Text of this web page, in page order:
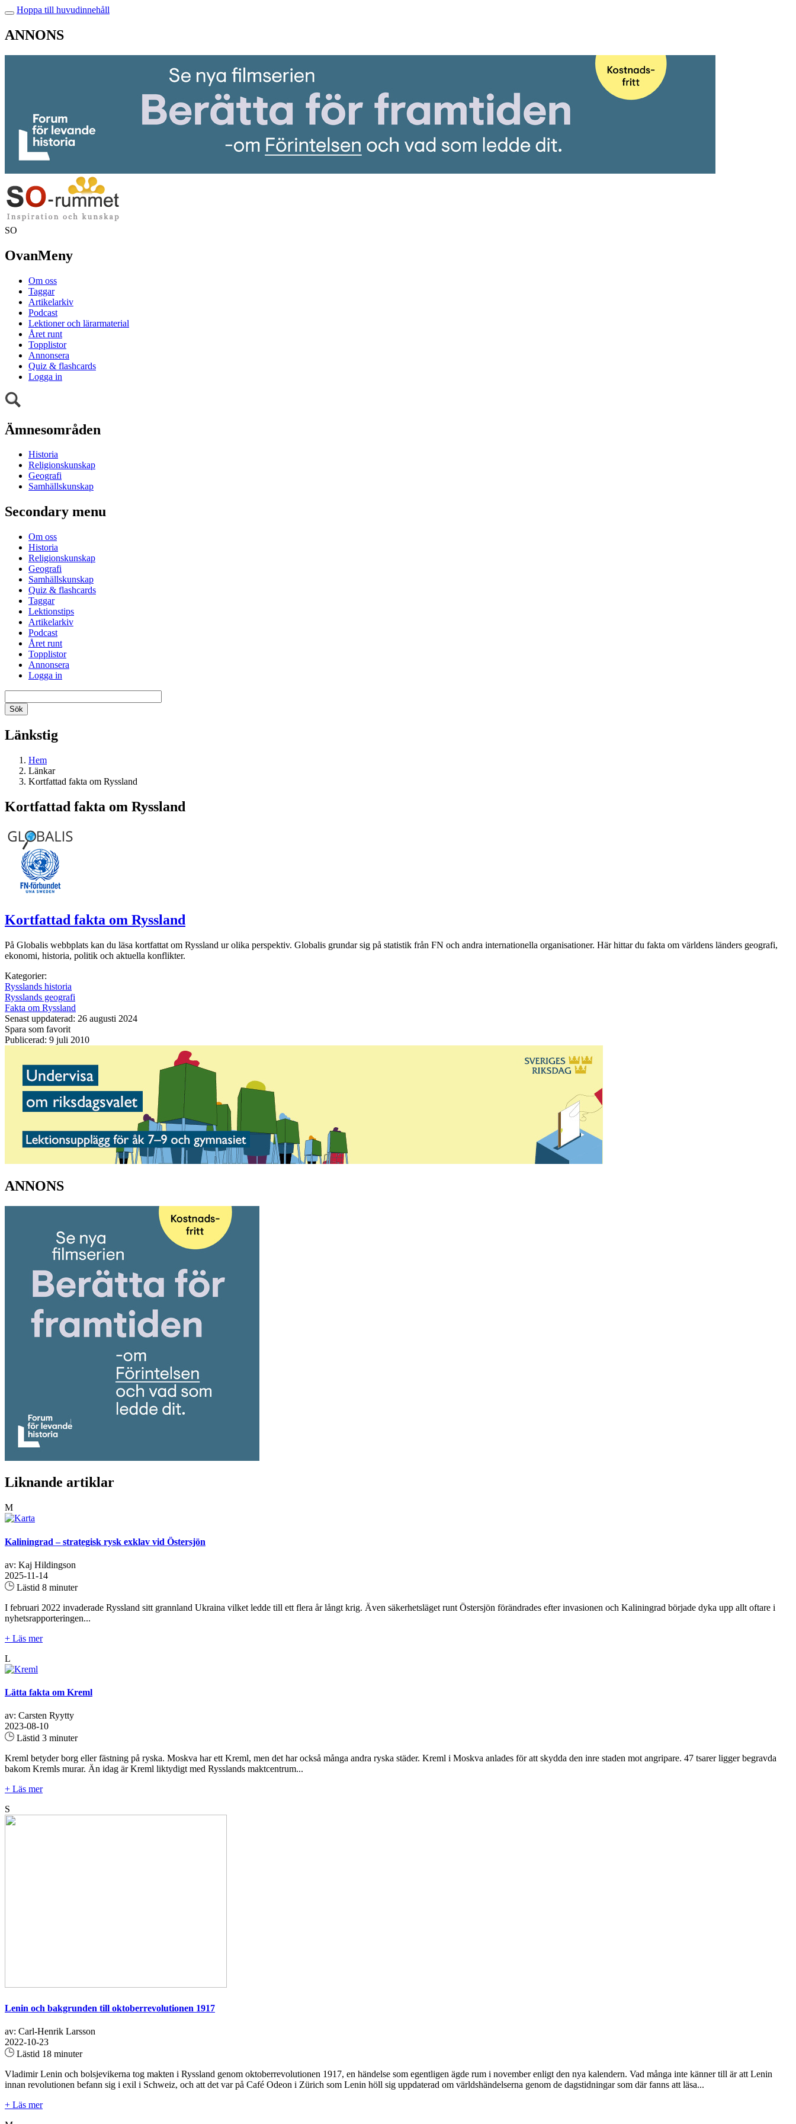
Hoppa till huvudinnehåll
ANNONS
SO
OvanMeny
Om oss
Taggar
Artikelarkiv
Podcast
Lektioner och lärarmaterial
Året runt
Topplistor
Annonsera
Quiz & flashcards
Logga in
Ämnesområden
Historia
Religionskunskap
Geografi
Samhällskunskap
Secondary menu
Om oss
Historia
Religionskunskap
Geografi
Samhällskunskap
Quiz & flashcards
Taggar
Lektionstips
Artikelarkiv
Podcast
Året runt
Topplistor
Annonsera
Logga in
Länkstig
Hem
Länkar
Kortfattad fakta om Ryssland
Kortfattad fakta om Ryssland
Kortfattad fakta om Ryssland
På Globalis webbplats kan du läsa kortfattat om Ryssland ur olika perspektiv. Globalis grundar sig på statistik från FN och andra internationella organisationer. Här hittar du fakta om världens länders geografi,
ekonomi, historia, politik och aktuella konflikter.
Kategorier:
Rysslands historia
Rysslands geografi
Fakta om Ryssland
Senast uppdaterad: 26 augusti 2024
Spara som favorit
Publicerad: 9 juli 2010
ANNONS
Liknande artiklar
M
Kaliningrad – strategisk rysk exklav vid Östersjön
av: Kaj Hildingson
2025-11-14
Lästid 8 minuter
I februari 2022 invaderade Ryssland sitt grannland Ukraina vilket ledde till ett flera år långt krig. Även säkerhetsläget runt Östersjön förändrades efter invasionen och Kaliningrad började dyka upp allt oftare i
nyhetsrapporteringen...
+ Läs mer
L
Lätta fakta om Kreml
av: Carsten Ryytty
2023-08-10
Lästid 3 minuter
Kreml betyder borg eller fästning på ryska. Moskva har ett Kreml, men det har också många andra ryska städer. Kreml i Moskva anlades för att skydda den inre staden mot angripare. 47 tsarer ligger begravda
bakom Kremls murar. Än idag är Kreml liktydigt med Rysslands maktcentrum...
+ Läs mer
S
Lenin och bakgrunden till oktoberrevolutionen 1917
av: Carl-Henrik Larsson
2022-10-23
Lästid 18 minuter
Vladimir Lenin och bolsjevikerna tog makten i Ryssland genom oktoberrevolutionen 1917, en händelse som egentligen ägde rum i november enligt den nya kalendern. Vad många inte känner till är att Lenin
innan revolutionen befann sig i exil i Schweiz, och att det var på Café Odeon i Zürich som Lenin höll sig uppdaterad om världshändelserna genom de dagstidningar som där fanns att läsa...
+ Läs mer